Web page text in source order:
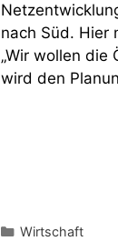
nach Süd. Hier
„Wir wollen die
wird den
Kategorien
Wirtschaft